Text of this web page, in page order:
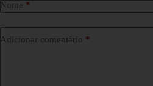
Nome *
Adicionar comentário *